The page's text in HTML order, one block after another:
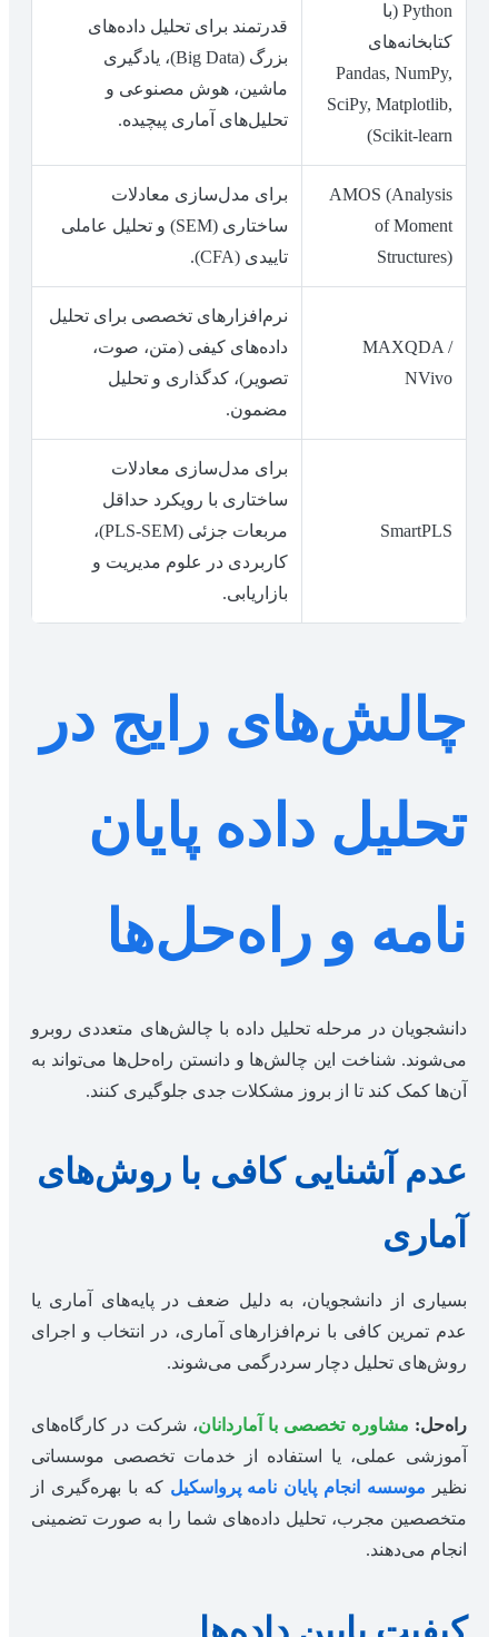
Python (با
کتابخانه‌های
Pandas, NumPy,
SciPy, Matplotlib,
Scikit-learn)
قدرتمند برای تحلیل داده‌های
بزرگ (Big Data)، یادگیری
ماشین، هوش مصنوعی و
تحلیل‌های آماری پیچیده.
AMOS (Analysis
of Moment
Structures)
برای مدل‌سازی معادلات
ساختاری (SEM) و تحلیل عاملی
تاییدی (CFA).
MAXQDA /
NVivo
نرم‌افزارهای تخصصی برای تحلیل
داده‌های کیفی (متن، صوت،
تصویر)، کدگذاری و تحلیل
مضمون.
SmartPLS
برای مدل‌سازی معادلات
ساختاری با رویکرد حداقل
مربعات جزئی (PLS-SEM)،
کاربردی در علوم مدیریت و
بازاریابی.
چالش‌های رایج در
تحلیل داده پایان
نامه و راه‌حل‌ها
دانشجویان در مرحله تحلیل داده با چالش‌های متعددی روبرو
می‌شوند. شناخت این چالش‌ها و دانستن راه‌حل‌ها می‌تواند به
آن‌ها کمک کند تا از بروز مشکلات جدی جلوگیری کنند.
عدم آشنایی کافی با روش‌های
آماری
بسیاری از دانشجویان، به دلیل ضعف در پایه‌های آماری یا
عدم تمرین کافی با نرم‌افزارهای آماری، در انتخاب و اجرای
روش‌های تحلیل دچار سردرگمی می‌شوند.
راه‌حل: مشاوره تخصصی با آماردانان، شرکت در کارگاه‌های
آموزشی عملی، یا استفاده از خدمات تخصصی موسساتی
نظیر موسسه انجام پایان نامه پرواسکیل که با بهره‌گیری از
متخصصین مجرب، تحلیل داده‌های شما را به صورت تضمینی
انجام می‌دهند.